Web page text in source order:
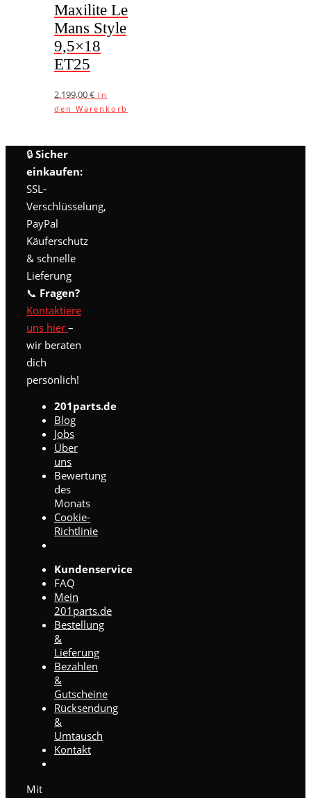
Maxilite Le
Mans Style
9,5×18
ET25
2.199,00€ In
den Warenkorb
🔒 Sicher
einkaufen:
SSL-
Verschlüsselung,
PayPal
Käuferschutz
& schnelle
Lieferung
📞 Fragen?
Kontaktiere
uns hier –
wir beraten
dich
persönlich!
201parts.de
Blog
Jobs
Über
uns
Bewertung
des
Monats
Cookie-
Richtlinie
Kundenservice
FAQ
Mein
201parts.de
Bestellung
&
Lieferung
Bezahlen
&
Gutscheine
Rücksendung
&
Umtausch
Kontakt
Mit